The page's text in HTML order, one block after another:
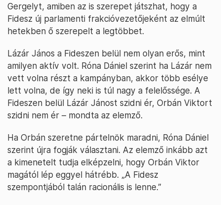
Gergelyt, amiben az is szerepet játszhat, hogy a
Fidesz új parlamenti frakcióvezetőjeként az elmúlt
hetekben ő szerepelt a legtöbbet.
Lázár János a Fideszen belül nem olyan erős, mint
amilyen aktív volt. Róna Dániel szerint ha Lázár nem
vett volna részt a kampányban, akkor több esélye
lett volna, de így neki is túl nagy a felelőssége. A
Fideszen belül Lázár Jánost szidni ér, Orbán Viktort
szidni nem ér – mondta az elemző.
Ha Orbán szeretne pártelnök maradni, Róna Dániel
szerint újra fogják választani. Az elemző inkább azt
a kimenetelt tudja elképzelni, hogy Orbán Viktor
magától lép eggyel hátrébb. „A Fidesz
szempontjából talán racionális is lenne.”